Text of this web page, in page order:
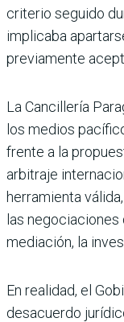
criterio seguido
implicaba
previamente
La Cancillería
los medios
frente a la
arbitraje
herramienta
las negociaciones
mediación, la
En realidad, el
desacuerdo